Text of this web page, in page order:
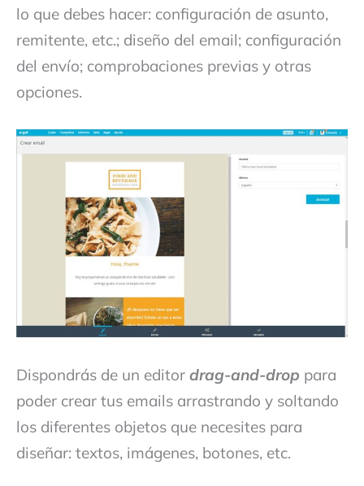
lo que debes hacer: configuración de asunto,
remitente, etc.; diseño del email; configuración
del envío; comprobaciones previas y otras
opciones.
Dispondrás de un editor drag-and-drop para
poder crear tus emails arrastrando y soltando
los diferentes objetos que necesites para
diseñar: textos, imágenes, botones, etc.